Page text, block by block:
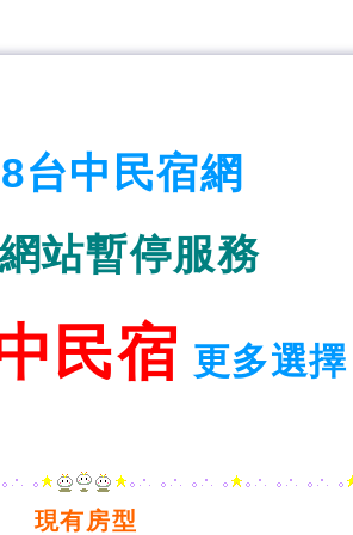
台中民宿網
站暫停服務
民宿 更多選擇
現有房型